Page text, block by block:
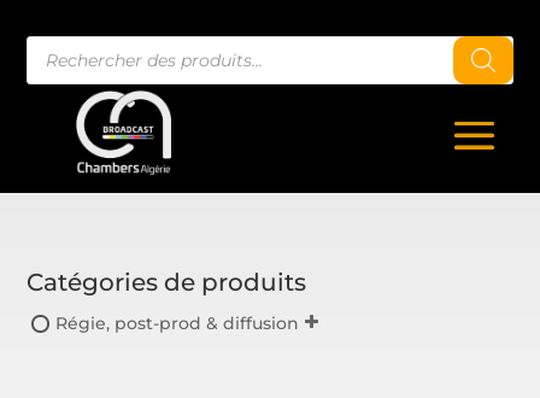
Recherche
de
produits
Catégories de produits
Régie, post-prod & diffusion